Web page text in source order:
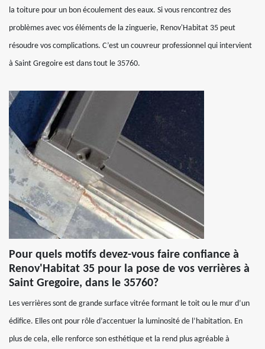
la toiture pour un bon écoulement des eaux. Si vous rencontrez des
problèmes avec vos éléments de la zinguerie, Renov'Habitat 35 peut
résoudre vos complications. C’est un couvreur professionnel qui intervient
à Saint Gregoire est dans tout le 35760.
Pour quels motifs devez-vous faire confiance à
Renov'Habitat 35 pour la pose de vos verrières à
Saint Gregoire, dans le 35760?
Les verrières sont de grande surface vitrée formant le toit ou le mur d’un
édifice. Elles ont pour rôle d’accentuer la luminosité de l’habitation. En
plus de cela, elle renforce son esthétique et la rend plus agréable à